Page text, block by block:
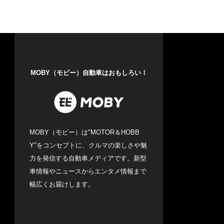
MOBY（モビー）自動車はおもしろい！
MOBY（モビー）は"MOTOR＆HOBB
Y"をコンセプトに、クルマの楽しさや魅
力を発信する自動車メディアです。新型
車情報やニュースからエンタメ情報まで
幅広くお届けします。